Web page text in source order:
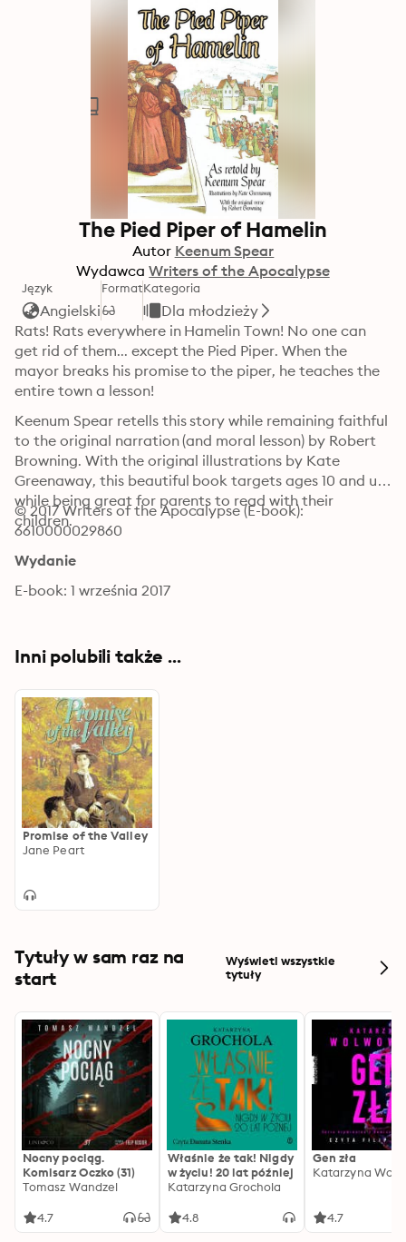
The Pied Piper of Hamelin
Autor Keenum Spear
Wydawca Writers of the Apocalypse
Język
Angielski
FormatKategoria
Dla młodzieży
Rats! Rats everywhere in Hamelin Town! No one can
get rid of them... except the Pied Piper. When the
mayor breaks his promise to the piper, he teaches the
entire town a lesson!
Keenum Spear retells this story while remaining faithful
to the original narration (and moral lesson) by Robert
Browning. With the original illustrations by Kate
Greenaway, this beautiful book targets ages 10 and up
while being great for parents to read with their
children.
© 2017 Writers of the Apocalypse (E-book):
6610000029860
Wydanie
E-book: 1 września 2017
Inni polubili także ...
Promise of the Valley
Jane Peart
Tytuły w sam raz na
start
Wyświetl wszystkie
tytuły
Nocny pociąg.
Komisarz Oczko (31)
Tomasz Wandzel
4.7
Właśnie że tak! Nigdy
w życiu! 20 lat później
Katarzyna Grochola
4.8
Gen zła
Katarzyna
4.7